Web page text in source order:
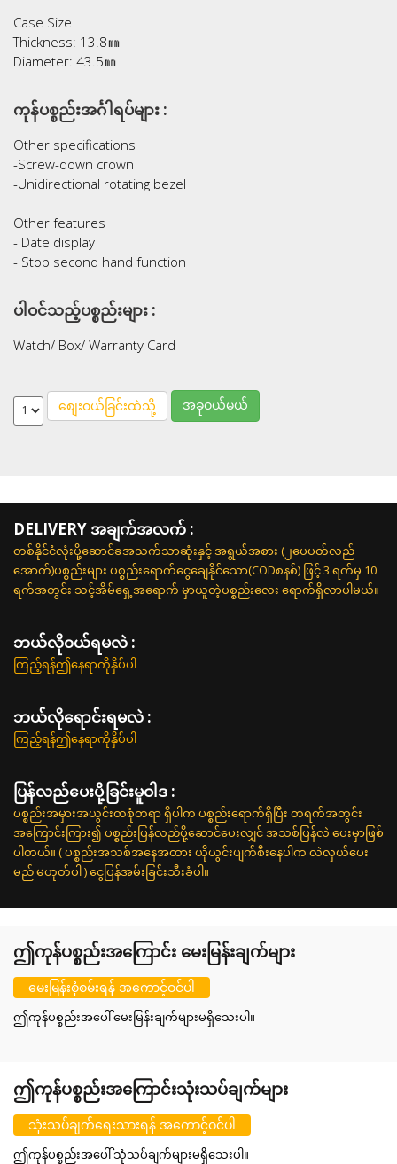
Case Size
Thickness: 13.8㎜
Diameter: 43.5㎜
ကုန်ပစ္စည်းအင်္ဂါရပ်များ :
Other specifications
-Screw-down crown
-Unidirectional rotating bezel
Other features
- Date display
- Stop second hand function
ပါဝင်သည့်ပစ္စည်းများ :
Watch/ Box/ Warranty Card
စျေးဝယ်ခြင်းထဲသို့ အခုဝယ်မယ်
DELIVERY အချက်အလက် :
တစ်နိုင်ငံလုံးပို့ဆောင်ခအသက်သာဆုံးနှင့် အရွယ်အစား (၂ပေပတ်လည်
အောက်)ပစ္စည်းများ ပစ္စည်းရောက်ငွေချေနိုင်သော(CODစနစ်) ဖြင့် 3 ရက်မှ 10
ရက်အတွင်း သင့်အိမ်ရှေ့အရောက် မှာယူတဲ့ပစ္စည်းလေး ရောက်ရှိလာပါမယ်။
ဘယ်လို၀ယ်ရမလဲ :
ကြည့်ရန်ဤနေရာကိုနှိပ်ပါ
ဘယ်လိုရောင်းရမလဲ :
ကြည့်ရန်ဤနေရာကိုနှိပ်ပါ
ပြန်လည်ပေးပို့ခြင်းမူဝါဒ :
ပစ္စည်းအမှားအယွင်းတစုံတရာ ရှိပါက ပစ္စည်းရောက်ရှိပြီး တရက်အတွင်း
အကြောင်းကြား၍ ပစ္စည်းပြန်လည်ပို့ဆောင်ပေးလျှင် အသစ်ပြန်လဲ ပေးမှာဖြစ်
ပါတယ်။ ( ပစ္စည်းအသစ်အနေအထား ယိုယွင်းပျက်စီးနေပါက လဲလှယ်ပေး
မည် မဟုတ်ပါ ) ငွေပြန်အမ်းခြင်းသီးခံပါ။
ဤကုန်ပစ္စည်းအကြောင်း မေးမြန်းချက်များ
မေးမြန်းစုံစမ်းရန် အကောင့်ဝင်ပါ
ဤကုန်ပစ္စည်းအပေါ် မေးမြန်းချက်များမရှိသေးပါ။
ဤကုန်ပစ္စည်းအကြောင်းသုံးသပ်ချက်များ
သုံးသပ်ချက်ရေးသားရန် အကောင့်ဝင်ပါ
ဤကုန်ပစ္စည်းအပေါ် သုံသပ်ချက်များမရှိသေးပါ။